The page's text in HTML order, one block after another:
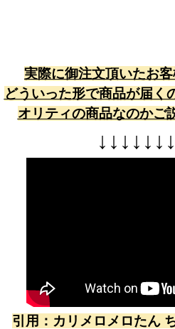
実際に御注文頂いたお客
どういった形で商品が届く
オリティの商品なのかご
↓ ↓ ↓ ↓ ↓ ↓ ↓
引用： カリメロメロたん